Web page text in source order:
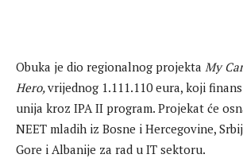
Obuka je dio regionalnog projekta My
Hero,vrijednog 1.111.110 eura, koji
unija kroz IPA II program. Projekat će
NEET mladih iz Bosne i Hercegovine,
Gore i Albanije za rad u IT sektoru.